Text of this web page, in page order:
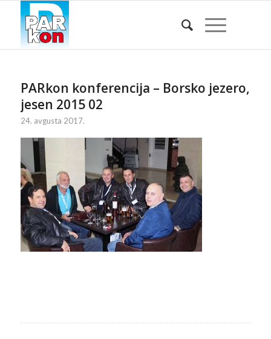
PARkon konferencija – Borsko jezero,
jesen 2015 02
24. avgusta 2017.